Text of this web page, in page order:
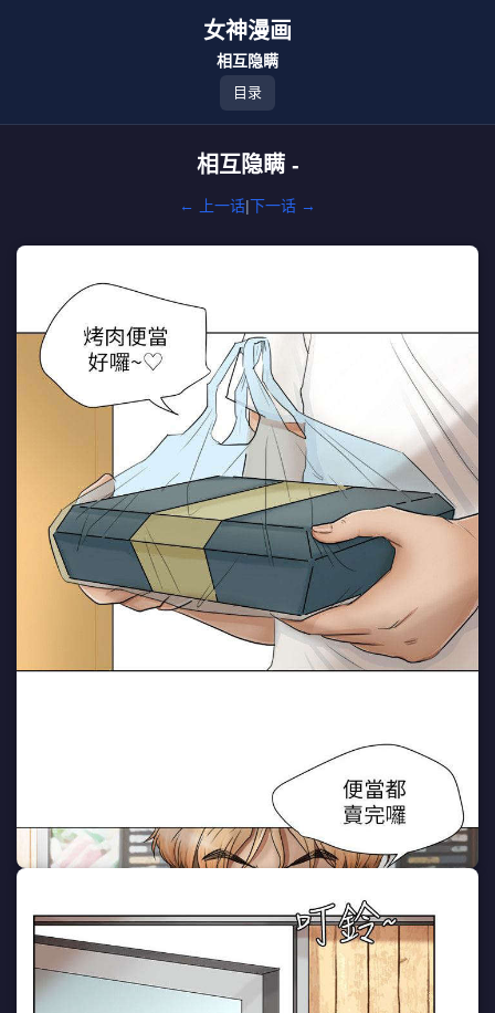
女神漫画
相互隐瞒
目录
相互隐瞒 -
← 上一话|下一话 →